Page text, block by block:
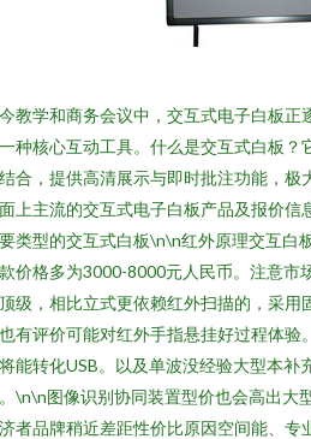
教学和商务会议中，交互式电子白板正
种核心互动工具。什么是交互式白板？
合，提供高清展示与即时批注功能，极
上主流的交互式电子白板产品及报价
类型的交互式白板\n\n红外原理交互白
价格多为3000-8000元人民币。注意市
级，相比立式更依赖红外扫描的，采用
有评价可能对红外手指悬挂好过程体验
能转化USB。以及单波没经验大型本补
\n\n图像识别协同装置型价也会高出大
者品牌稍近差距性价比原因空间能、专